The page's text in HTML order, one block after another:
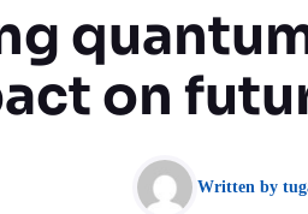
on
Written by